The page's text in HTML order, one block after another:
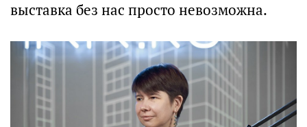
выставка без нас просто невозможна.